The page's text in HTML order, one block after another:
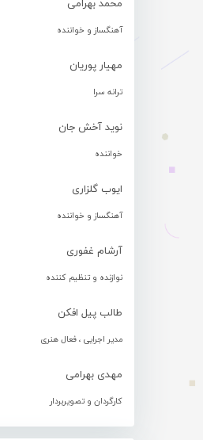
محمد بهرامی
آهنگساز و خواننده
مهیار پوریان
ترانه سرا
نوید آخش جان
خواننده
ایوب گلزاری
آهنگساز و خواننده
آرشام غفوری
نوازنده و تنظیم کننده
طالب پیل افکن
مدیر اجرایی ، فعال هنری
مهدی بهرامی
کارگردان و تصویربردار